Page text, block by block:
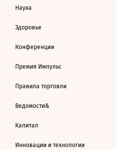
Наука
Здоровье
Конференции
Премия Импульс
Правила торговли
Ведомости&
Капитал
Инновации и технологии